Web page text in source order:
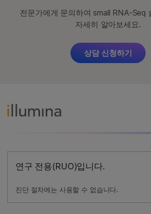
전문가에게 문의하여 small RNA-Seq
자세히 알아보세요.
상담 신청하기
연구 전용(RUO)입니다.
진단 절차에는 사용할 수 없습니다.